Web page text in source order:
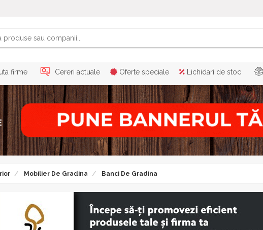
firme Cereri actuale Oferte speciale Lichidari de stoc
Mobilier De Gradina Banci De Gradina